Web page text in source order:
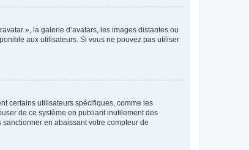
», la galerie d’avatars, les images distantes ou
aux utilisateurs. Si vous ne pouvez pas utiliser
certains utilisateurs spécifiques, comme les
de ce système en publiant inutilement des
en abaissant votre compteur de